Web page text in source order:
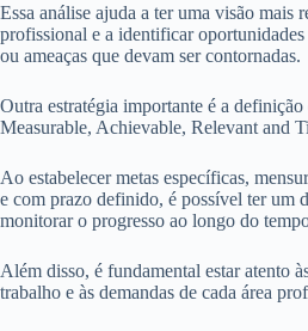
Essa análise ajuda a ter uma visão mais
profissional e a identificar oportunidades
ou ameaças que devam ser contornadas.
Outra estratégia importante é a
Measurable, Achievable, Relevant and
Ao estabelecer metas específicas,
e com prazo definido, é possível ter um
monitorar o progresso ao longo do
Além disso, é fundamental estar atento
trabalho e às demandas de cada área